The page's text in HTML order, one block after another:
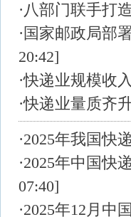
·八部门联手打
· 国家邮政局部
20:42]
·快递业规模收
·快递业量质齐
·2025年我国快
·2025年中国快
07:40]
·2025年12月中